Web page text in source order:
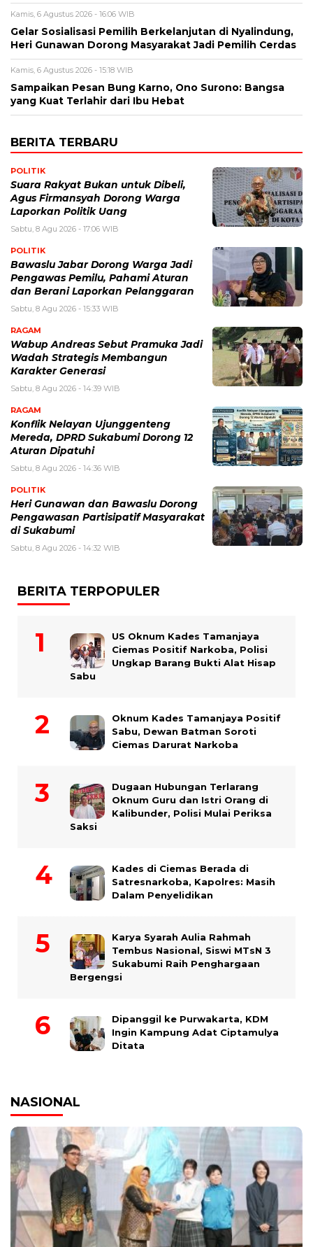
Kamis, 6 Agustus 2026 - 16:06 WIB
Gelar Sosialisasi Pemilih Berkelanjutan di Nyalindung,
Heri Gunawan Dorong Masyarakat Jadi Pemilih Cerdas
Kamis, 6 Agustus 2026 - 15:18 WIB
Sampaikan Pesan Bung Karno, Ono Surono: Bangsa
yang Kuat Terlahir dari Ibu Hebat
BERITA TERBARU
POLITIK
Suara Rakyat Bukan untuk Dibeli,
Agus Firmansyah Dorong Warga
Laporkan Politik Uang
Sabtu, 8 Agu 2026 - 17:06 WIB
POLITIK
Bawaslu Jabar Dorong Warga Jadi
Pengawas Pemilu, Pahami Aturan
dan Berani Laporkan Pelanggaran
Sabtu, 8 Agu 2026 - 15:33 WIB
RAGAM
Wabup Andreas Sebut Pramuka Jadi
Wadah Strategis Membangun
Karakter Generasi ‎
Sabtu, 8 Agu 2026 - 14:39 WIB
RAGAM
Konflik Nelayan Ujunggenteng
Mereda, DPRD Sukabumi Dorong 12
Aturan Dipatuhi
Sabtu, 8 Agu 2026 - 14:36 WIB
POLITIK
Heri Gunawan dan Bawaslu Dorong
Pengawasan Partisipatif Masyarakat
di Sukabumi
Sabtu, 8 Agu 2026 - 14:32 WIB
BERITA TERPOPULER
US Oknum Kades Tamanjaya
Ciemas Positif Narkoba, Polisi
Ungkap Barang Bukti Alat Hisap
Sabu
Oknum Kades Tamanjaya Positif
Sabu, Dewan Batman Soroti
Ciemas Darurat Narkoba
Dugaan Hubungan Terlarang
Oknum Guru dan Istri Orang di
Kalibunder, Polisi Mulai Periksa
Saksi
Kades di Ciemas Berada di
Satresnarkoba, Kapolres: Masih
Dalam Penyelidikan
Karya Syarah Aulia Rahmah
Tembus Nasional, Siswi MTsN 3
Sukabumi Raih Penghargaan
Bergengsi
Dipanggil ke Purwakarta, KDM
Ingin Kampung Adat Ciptamulya
Ditata
NASIONAL